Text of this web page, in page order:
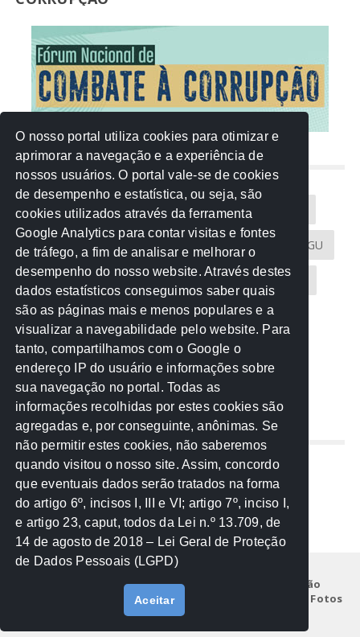
NUVEM DE TAGS
Acontece na Rede AGU AMM
Atricon Audicom CAU-MT CGU
CREA-MT Eventos MPC-MT MPE-MT
MPF Notícias PF PGE-MT PGR
Receita Federal Sem categoria
TCE-MT TCU TRE
REDE NOS ESTADOS
Mato Grosso do Sul
Paraná
Nacional
Institucional
Legislação
Notícias
Galeria de Fotos
Fale Conosco
O nosso portal utiliza cookies para otimizar e
aprimorar a navegação e a experiência de
nossos usuários. O portal vale-se de cookies
de desempenho e estatística, ou seja, são
cookies utilizados através da ferramenta
Google Analytics para contar visitas e fontes
de tráfego, a fim de analisar e melhorar o
desempenho do nosso website. Através destes
dados estatísticos conseguimos saber quais
são as páginas mais e menos populares e a
visualizar a navegabilidade pelo website. Para
tanto, compartilhamos com o Google o
endereço IP do usuário e informações sobre
sua navegação no portal. Todas as
informações recolhidas por estes cookies são
agregadas e, por conseguinte, anônimas. Se
não permitir estes cookies, não saberemos
quando visitou o nosso site. Assim, concordo
que eventuais dados serão tratados na forma
do artigo 6º, incisos I, III e VI; artigo 7º, inciso I,
e artigo 23, caput, todos da Lei n.º 13.709, de
14 de agosto de 2018 – Lei Geral de Proteção
de Dados Pessoais (LGPD)
Aceitar